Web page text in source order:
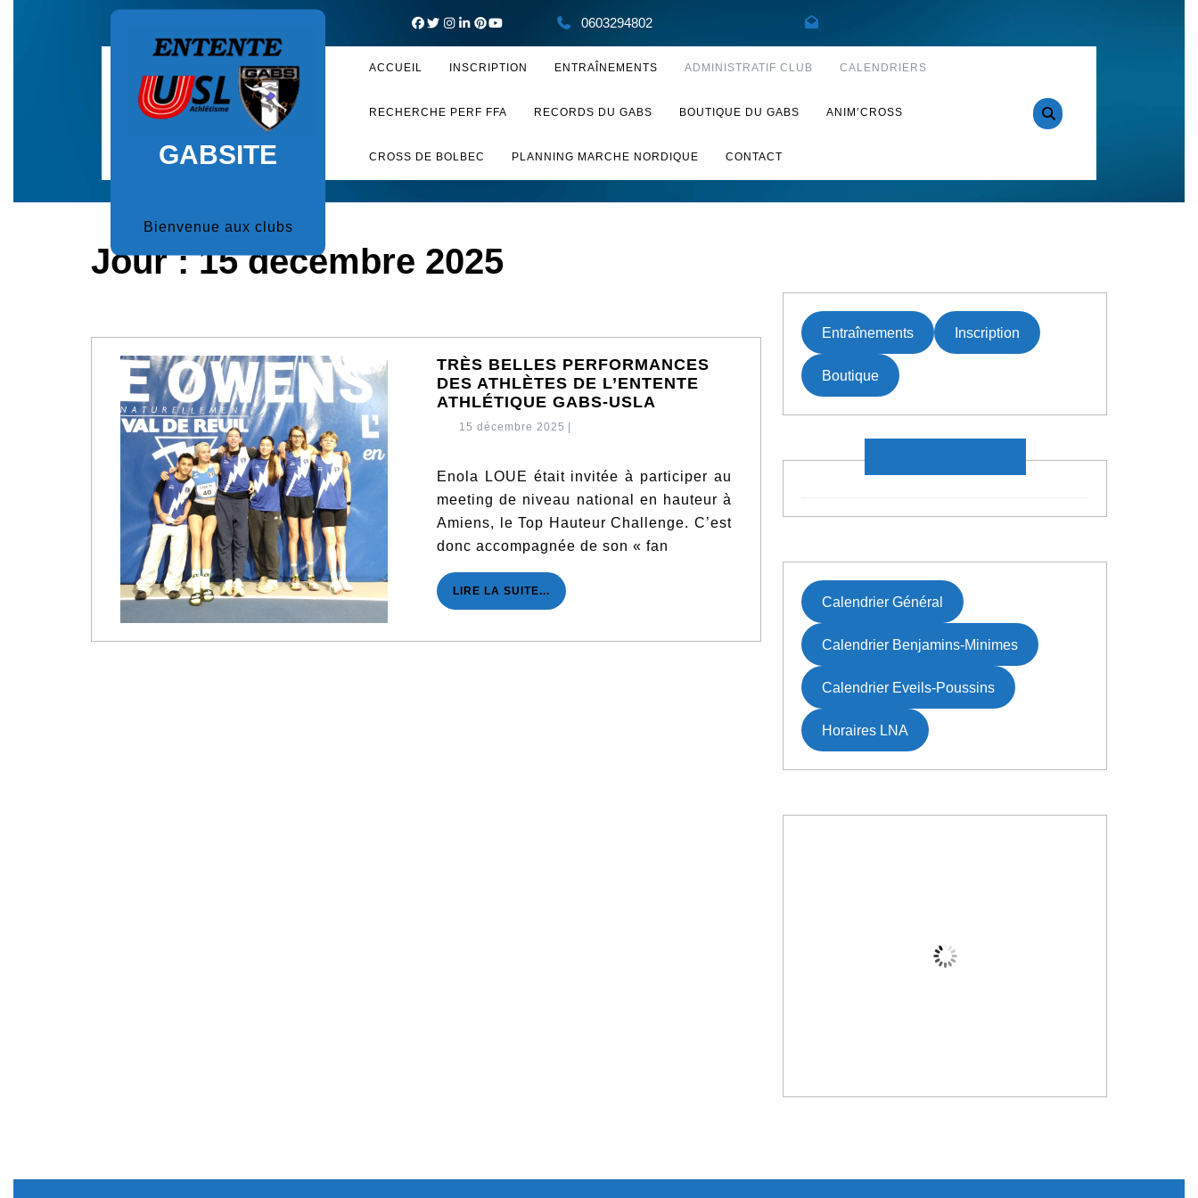
0603294802
GABSITE
Bienvenue aux clubs
ACCUEIL INSCRIPTION ENTRAÎNEMENTS ADMINISTRATIF CLUB CALENDRIERS
RECHERCHE PERF FFA RECORDS DU GABS BOUTIQUE DU GABS ANIM’CROSS
CROSS DE BOLBEC PLANNING MARCHE NORDIQUE CONTACT
Jour :15 décembre 2025
TRÈS BELLES PERFORMANCES
DES ATHLÈTES DE L’ENTENTE
ATHLÉTIQUE GABS-USLA
ATHLÈTES
DE
L’ENTENTE
ATHLÉTIQUE
GABS-
15 décembre 2025 15
Enola LOUE était invitée à participer au
meeting de niveau national en hauteur à
Amiens, le Top Hauteur Challenge. C’est
donc accompagnée de son « fan
LIRE LA SUITE... LIRE
LA
Entraînements Inscription
Boutique
Calendrier Général
Calendrier Benjamins-Minimes
Calendrier Eveils-Poussins
Horaires LNA